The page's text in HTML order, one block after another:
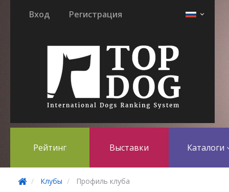
Вход Регистрация
Рейтинг Выставки Каталоги
Клубы Профиль клуба